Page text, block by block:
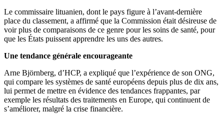
Le commissaire lituanien, dont le pays figure à l’avant-dernière
place du classement, a affirmé que la Commission était désireuse de
voir plus de comparaisons de ce genre pour les soins de santé, pour
que les États puissent apprendre les uns des autres.
Une tendance générale encourageante
Arne Björnberg, d’HCP, a expliqué que l’expérience de son ONG,
qui compare les systèmes de santé européens depuis plus de dix ans,
lui permet de mettre en évidence des tendances frappantes, par
exemple les résultats des traitements en Europe, qui continuent de
s’améliorer, malgré la crise financière.